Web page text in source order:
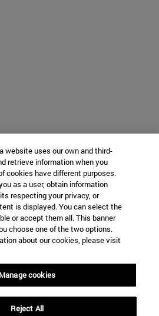
website uses our own and third-
retrieve information when you
cookies have different purposes.
as a user, obtain information
respecting your privacy, or
is displayed. You can select the
or accept them all. This banner
choose one of the two options.
about our cookies, please visit
Manage cookies
Reject All